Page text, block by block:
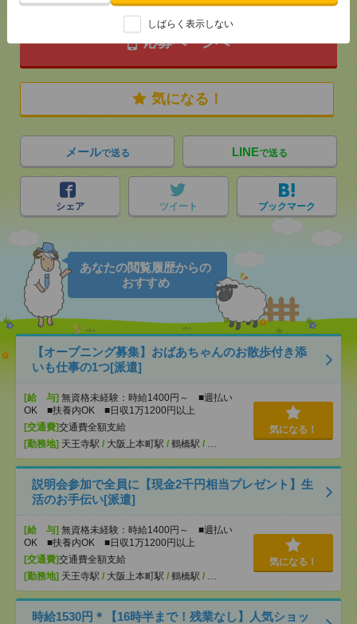
しばらく表示しない
応募ページへ
気になる！
メールで送る LINEで送る
シェア ツイート ブックマーク
あなたの閲覧履歴からの
おすすめ
【オープニング募集】おばあちゃんのお散歩付き添
いも仕事の1つ[派遣]
[給 与] 無資格未経験：時給1400円～ ■週払い
OK ■扶養内OK ■日収1万1200円以上
[交通費]交通費全額支給
[勤務地] 天王寺駅 / 大阪上本町駅 / 鶴橋駅 / …
気になる！
説明会参加で全員に【現金2千円相当プレゼント】生
活のお手伝い[派遣]
[給 与] 無資格未経験：時給1400円～ ■週払い
OK ■扶養内OK ■日収1万1200円以上
[交通費]交通費全額支給
[勤務地] 天王寺駅 / 大阪上本町駅 / 鶴橋駅 / …
気になる！
時給1530円＊【16時半まで！残業なし】人気ショッ